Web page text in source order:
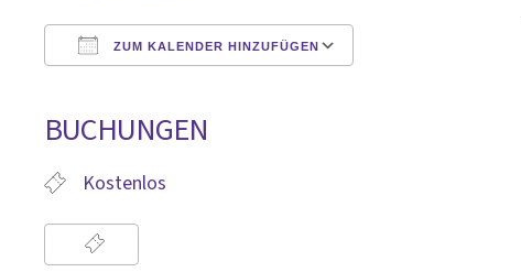
ZUM KALENDER HINZUFÜGEN
BUCHUNGEN
Kostenlos